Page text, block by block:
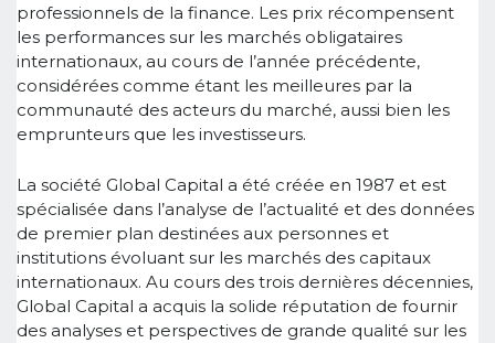
professionnels de la finance. Les prix récompensent
les performances sur les marchés obligataires
internationaux, au cours de l’année précédente,
considérées comme étant les meilleures par la
communauté des acteurs du marché, aussi bien les
emprunteurs que les investisseurs.
La société Global Capital a été créée en 1987 et est
spécialisée dans l’analyse de l’actualité et des données
de premier plan destinées aux personnes et
institutions évoluant sur les marchés des capitaux
internationaux. Au cours des trois dernières décennies,
Global Capital a acquis la solide réputation de fournir
des analyses et perspectives de grande qualité sur les